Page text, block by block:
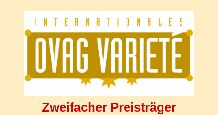
Zweifacher Preisträger